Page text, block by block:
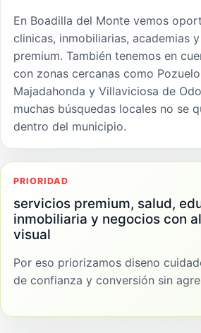
En Boadilla del Monte vemos
clinicas, inmobiliarias, academias
premium. También tenemos en
con zonas cercanas como
Majadahonda y Villaviciosa de
muchas búsquedas locales no se
dentro del municipio.
PRIORIDAD
servicios premium, salud,
inmobiliaria y negocios con
visual
Por eso priorizamos diseno
de confianza y conversión sin